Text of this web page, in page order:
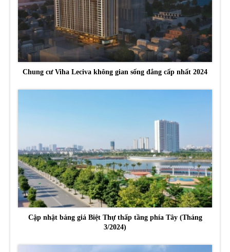
Chung cư Viha Leciva không gian sống đẳng cấp nhất 2024
Cập nhật bảng giá Biệt Thự thấp tầng phía Tây (Tháng
3/2024)